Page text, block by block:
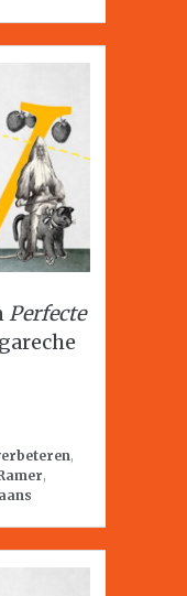
Perfecte
,
,